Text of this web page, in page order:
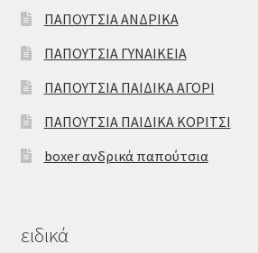
ΠΑΠΟΥΤΣΙΑ ΑΝΔΡΙΚΑ
ΠΑΠΟΥΤΣΙΑ ΓΥΝΑΙΚΕΙΑ
ΠΑΠΟΥΤΣΙΑ ΠΑΙΔΙΚΑ ΑΓΟΡΙ
ΠΑΠΟΥΤΣΙΑ ΠΑΙΔΙΚΑ ΚΟΡΙΤΣΙ
boxer ανδρικά παπούτσια
ειδικά